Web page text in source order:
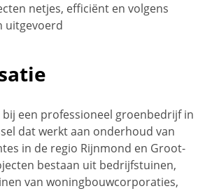
netjes, efficiënt en volgens
uitgevoerd
bij een professioneel groenbedrijf in
dat werkt aan onderhoud van
in de regio Rijnmond en Groot-
bestaan uit bedrijfstuinen,
van woningbouwcorporaties,